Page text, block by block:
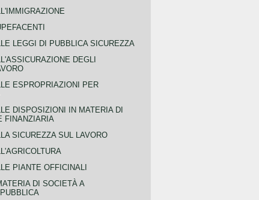
LEGGI DI PUBBLICA SICUREZZA
DEGLI
ESPROPRIAZIONI PER
DISPOSIZIONI IN MATERIA DI
FINANZIARIA
SICUREZZA SUL LAVORO
PIANTE OFFICINALI
DI SOCIETÀ A